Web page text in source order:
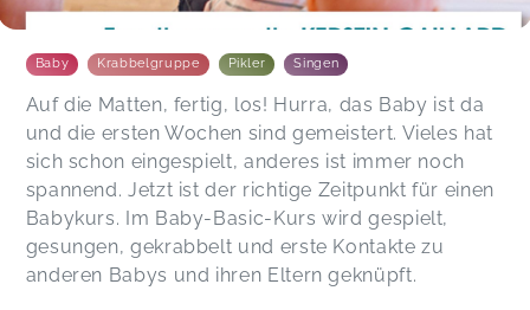
Baby Krabbelgruppe Pikler Singen
Auf die Matten, fertig, los! Hurra, das Baby ist da
und die ersten Wochen sind gemeistert. Vieles hat
sich schon eingespielt, anderes ist immer noch
spannend. Jetzt ist der richtige Zeitpunkt für einen
Babykurs. Im Baby-Basic-Kurs wird gespielt,
gesungen, gekrabbelt und erste Kontakte zu
anderen Babys und ihren Eltern geknüpft.